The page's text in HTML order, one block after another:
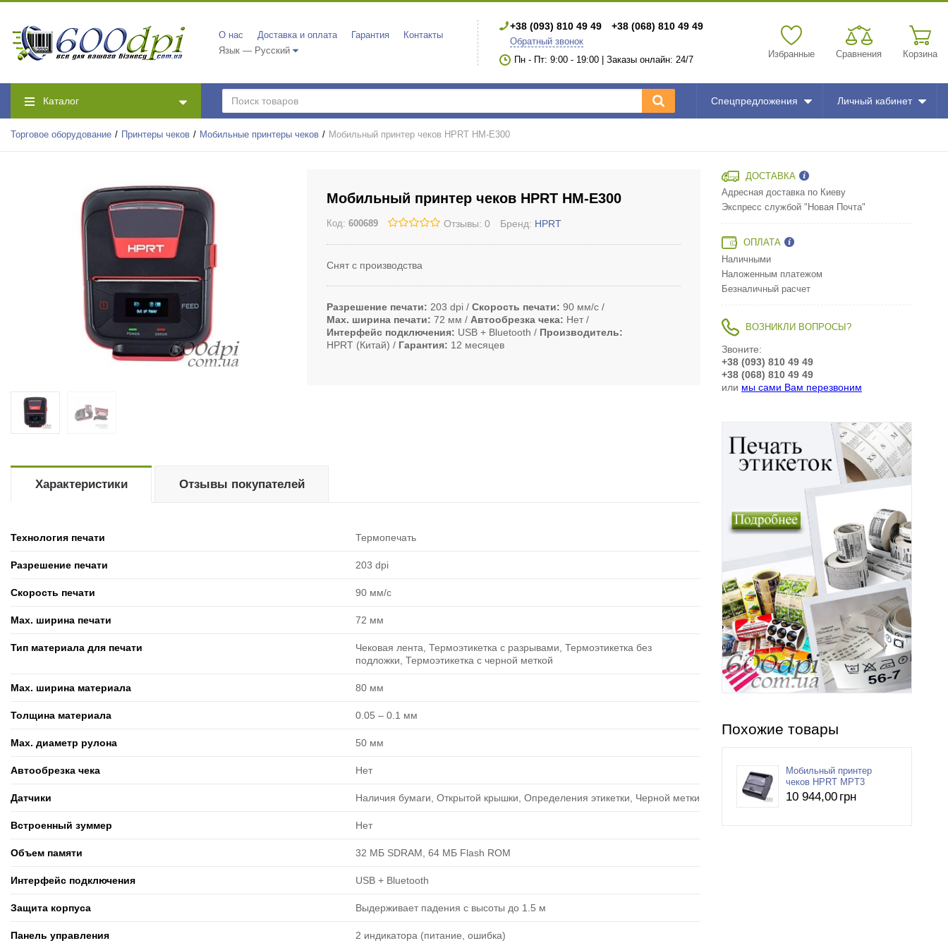
О нас Доставка и оплата Гарантия
Контакты
Язык — Русский
+38 (093) 810 49 49 +38 (068) 810 49 49
Обратный звонок
Пн - Пт: 9:00 - 19:00 | Заказы онлайн: 24/7
Избранные Сравнения Корзина
Каталог Спецпредложения Личный кабинет
Торговое оборудование Принтеры чеков Мобильные принтеры чеков Мобильный принтер чеков HPRT HM-E300
Мобильный принтер чеков HPRT HM-E300
Код: 600689 Отзывы: 0 Бренд: HPRT
Снят с производства
Разрешение печати 203 dpi Скорость печати
90 мм/с
Max. ширина печати
72 мм Автообрезка чека
Нет
Интерфейс подключения
USB + Bluetooth
Производитель
HPRT (Китай)
Гарантия 12 месяцев
Характеристики
Технология печати Термопечать
Разрешение печати 203 dpi
Скорость печати 90 мм/с
Max. ширина печати 72 мм
Тип материала для печати
Чековая лента, Термоэтикетка с разрывами, Термоэтикетка без
подложки, Термоэтикетка с черной меткой
Max. ширина материала 80 мм
Толщина материала 0.05 ‒ 0.1 мм
Max. диаметр рулона 50 мм
Автообрезка чека Нет
Датчики Наличия бумаги, Открытой крышки, Определения этикетки, Черной метки
Встроенный зуммер Нет
Объем памяти 32 МБ SDRAM, 64 МБ Flash ROM
Интерфейс подключения USB + Bluetooth
Защита корпуса Выдерживает падения с высоты до 1.5 м
Панель управления 2 индикатора (питание, ошибка)
Отзывы покупателей
ДОСТАВКА
Адресная доставка по Киеву
Экспресс службой "Новая Почта"
ОПЛАТА
Наличными
Наложенным платежом
Безналичный расчет
ВОЗНИКЛИ ВОПРОСЫ?
Звоните:
+38 (093) 810 49 49
+38 (068) 810 49 49
или мы сами Вам перезвоним
Похожие товары
Мобильный принтер
чеков HPRT MPT3
10 944,00 грн